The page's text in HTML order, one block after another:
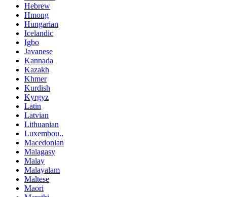
Hebrew
Hmong
Hungarian
Icelandic
Igbo
Javanese
Kannada
Kazakh
Khmer
Kurdish
Kyrgyz
Latin
Latvian
Lithuanian
Luxembou..
Macedonian
Malagasy
Malay
Malayalam
Maltese
Maori